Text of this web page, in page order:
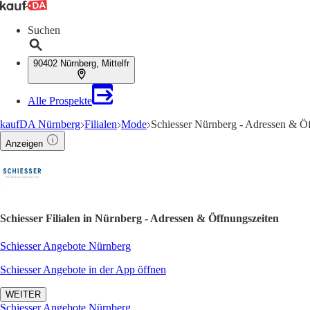
Suchen
90402 Nürnberg, Mittelfr
Alle Prospekte
kaufDA Nürnberg Filialen Mode Schiesser Nürnberg - Adressen &
Anzeigen
Schiesser Filialen in Nürnberg - Adressen & Öffnungszeiten
Schiesser Angebote Nürnberg
Schiesser Angebote in der App öffnen
WEITER
Schiesser Angebote Nürnberg